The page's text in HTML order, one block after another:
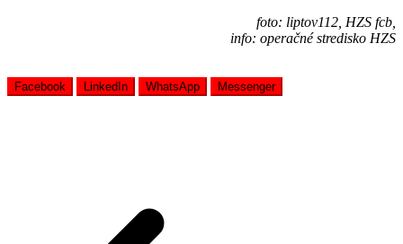
foto: liptov112, HZS fcb,
info: operačné stredisko HZS
Facebook LinkedIn WhatsApp Messenger